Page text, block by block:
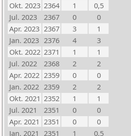
Okt. 2023 2364 1
0,5
Jul. 2023
2367 0
0
Apr. 2023 2367 3
1
Jan. 2023 2376 4
3
Okt. 2022 2371 1
1
Jul. 2022
2368 2
2
Apr. 2022 2359 0
0
Jan. 2022 2359 2
2
Okt. 2021 2352 1
1
Jul. 2021
2351 0
0
Apr. 2021 2351 0
0
Jan. 2021 2351 1
0,5